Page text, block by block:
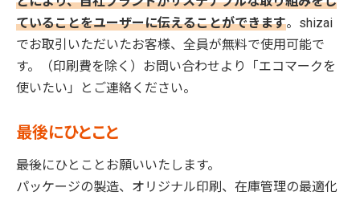
ていることをユーザーに伝えることができます。shizai
でお取引いただいたお客様、全員が無料で使用可能で
す。（印刷費を除く）お問い合わせより「エコマークを
使いたい」とご連絡ください。
最後にひとこと
――最後にひとことお願いいたします。
パッケージの製造、オリジナル印刷、在庫管理の最適化